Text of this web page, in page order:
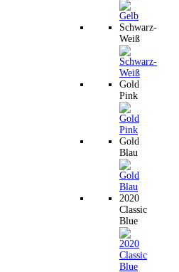
Schwarz-
Weiß
Gold
Pink
Gold
Blau
2020
Classic
Blue